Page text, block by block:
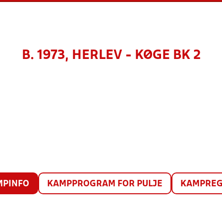
B. 1973, HERLEV - KØGE BK 2
KAMPPROGRAM FOR PULJE